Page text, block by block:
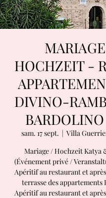
HOCHZEIT -
DIVINO-
sam. 17 sept.
  |
Villa
Mariage / Hochzeit Katya
(Événement privé /
Apéritif au restaurant et
terrasse des appartements
Apéritif au restaurant et